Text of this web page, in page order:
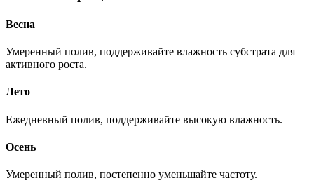
Весна
Умеренный полив, поддерживайте влажность субстрата для
активного роста.
Лето
Ежедневный полив, поддерживайте высокую влажность.
Осень
Умеренный полив, постепенно уменьшайте частоту.